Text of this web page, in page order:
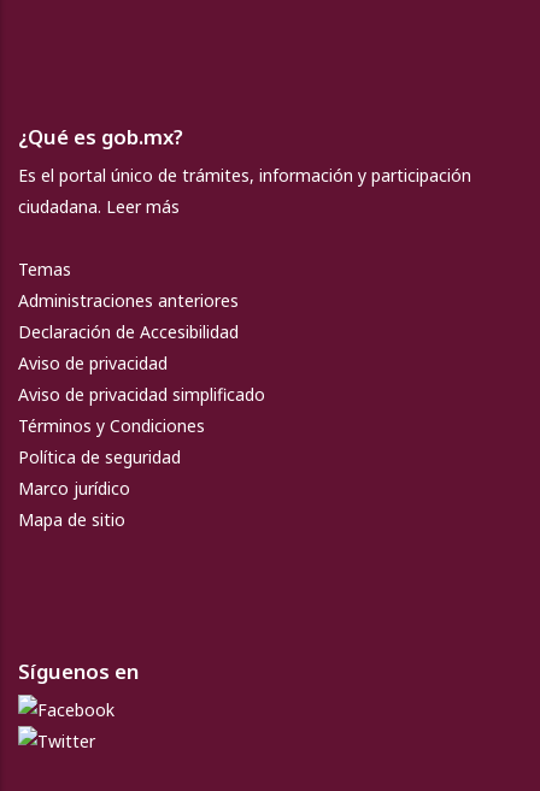
¿Qué es gob.mx?
Es el portal único de trámites, información y participación
ciudadana. Leer más
Temas
Administraciones anteriores
Declaración de Accesibilidad
Aviso de privacidad
Aviso de privacidad simplificado
Términos y Condiciones
Política de seguridad
Marco jurídico
Mapa de sitio
Síguenos en